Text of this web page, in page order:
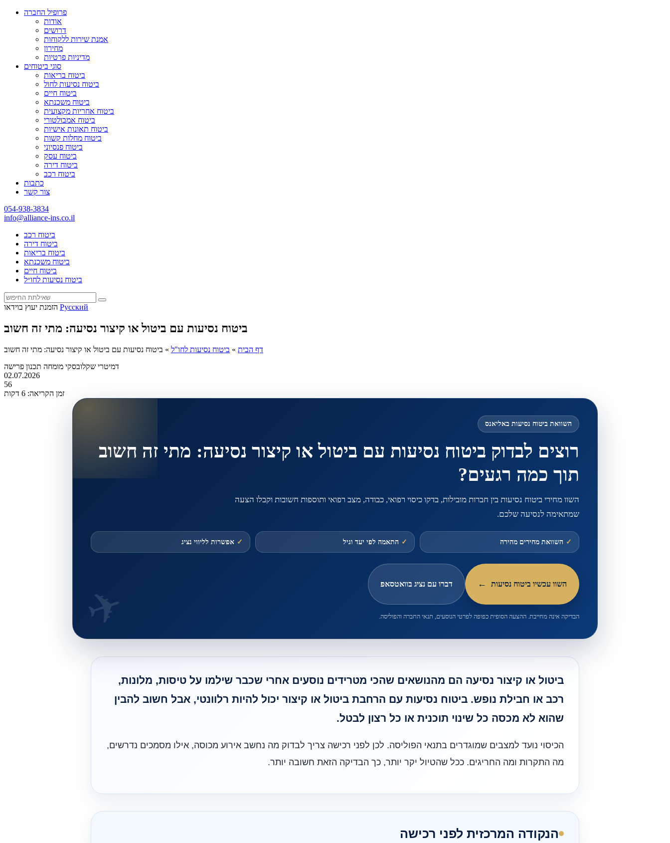
פרופיל החברה
אודות
דרושים
אמנת שירות ללקוחות
מחירון
מדיניות פרטיות
סוגי ביטוחים
ביטוח בריאות
ביטוח נסיעות לחול
ביטוח חיים
ביטוח משכנתא
ביטוח אחריות מקצועית
ביטוח אמבולטורי
ביטוח תאונות אישיות
ביטוח מחלות קשות
ביטוח פנסיוני
ביטוח עסק
ביטוח דירה
ביטוח רכב
כתבות
צור קשר
054-938-3834
info@alliance-ins.co.il
ביטוח רכב
ביטוח דירה
ביטוח בריאות
ביטוח משכנתא
ביטוח חיים
ביטוח נסיעות לחו״ל
הזמנת יעוץ בוידאו Русский
ביטוח נסיעות עם ביטול או קיצור נסיעה: מתי זה חשוב
דף הבית » ביטוח נסיעות לחו"ל » ביטוח נסיעות עם ביטול או קיצור נסיעה: מתי זה חשוב
דמיטרי שקלובסקי מומחה תכנון פרישה
02.07.2026
56
זמן הקריאה: 6 דקות
השוואת ביטוח נסיעות באליאנס
רוצים לבדוק ביטוח נסיעות עם ביטול או קיצור נסיעה: מתי זה חשוב
תוך כמה רגעים?
השוו מחירי ביטוח נסיעות בין חברות מובילות, בדקו כיסוי רפואי, כבודה, מצב רפואי ותוספות חשובות וקבלו הצעה
שמתאימה לנסיעה שלכם.
✓ השוואת מחירים מהירה ✓ התאמה לפי יעד וגיל ✓ אפשרות לליווי נציג
השוו עכשיו ביטוח נסיעות דברו עם נציג בוואטסאפ
הבדיקה אינה מחייבת. ההצעה הסופית כפופה לפרטי הנוסעים, תנאי החברה והפוליסה.
ביטול או קיצור נסיעה הם מהנושאים שהכי מטרידים נוסעים אחרי שכבר שילמו על טיסות, מלונות,
רכב או חבילת נופש. ביטוח נסיעות עם הרחבת ביטול או קיצור יכול להיות רלוונטי, אבל חשוב להבין
שהוא לא מכסה כל שינוי תוכנית או כל רצון לבטל.
הכיסוי נועד למצבים שמוגדרים בתנאי הפוליסה. לכן לפני רכישה צריך לבדוק מה נחשב אירוע מכוסה, אילו מסמכים נדרשים,
מה התקרות ומה החריגים. ככל שהטיול יקר יותר, כך הבדיקה הזאת חשובה יותר.
הנקודה המרכזית לפני רכישה